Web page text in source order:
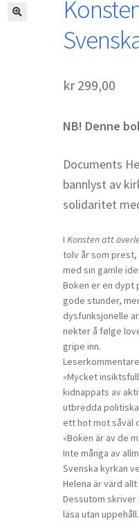
kr299,00
NB! Denne
Documents
bannlyst av
solidaritet
IKonsten att
tolv år som
med sin gamle
Boken er en dypt
gode stunder,
dysfunksjonelle
nekter å følge
gripe inn.
«Mycket
kidnappats av
utbredda
ett hot mot såväl
«Boken är av de
Inte många av
Svenska kyrkan
Helena är värd
Dessutom
läsa utan